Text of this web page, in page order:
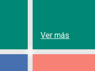
Ver más